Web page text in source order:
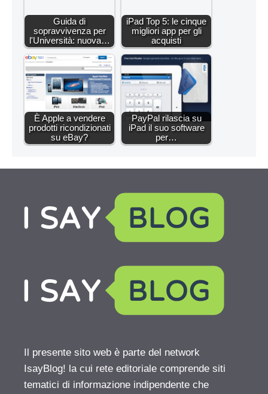
Guida di
sopravvivenza per
l'Università: nuova…
iPad Top 5: le cinque
migliori app per gli
acquisti
È Apple a vendere
prodotti ricondizionati
su eBay?
PayPal rilascia su
iPad il suo software
per…
Il presente sito web è parte del network
IsayBlog! la cui rete editoriale comprende siti
tematici di informazione indipendente che